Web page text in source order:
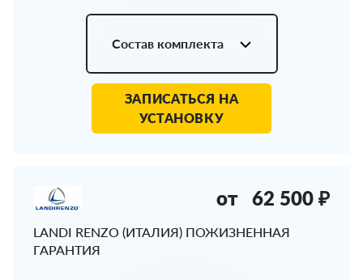
Состав комплекта
ЗАПИСАТЬСЯ НА
УСТАНОВКУ
LANDI RENZO (ИТАЛИЯ) ПОЖИЗНЕННАЯ
ГАРАНТИЯ
от 62 500 ₽